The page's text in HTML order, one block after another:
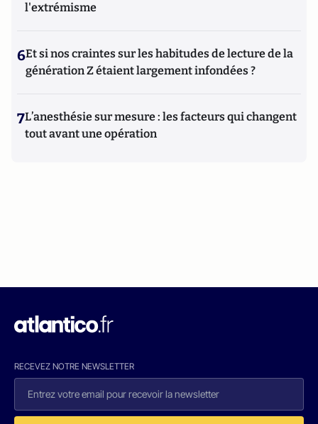
l'extrémisme
6Et si nos craintes sur les habitudes de lecture de la
génération Z étaient largement infondées ?
7L’anesthésie sur mesure : les facteurs qui changent
tout avant une opération
RECEVEZ NOTRE NEWSLETTER